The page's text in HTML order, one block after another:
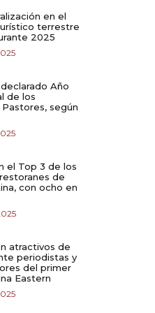
en el
terrestre
2025
Año
de los
según
el Top 3 de los
de
con ocho en
atractivos de
periodistas y
del primer
Eastern